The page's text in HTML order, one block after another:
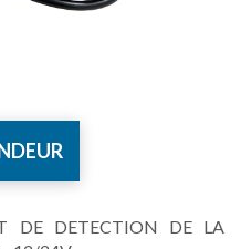
DE DETECTION DE LA